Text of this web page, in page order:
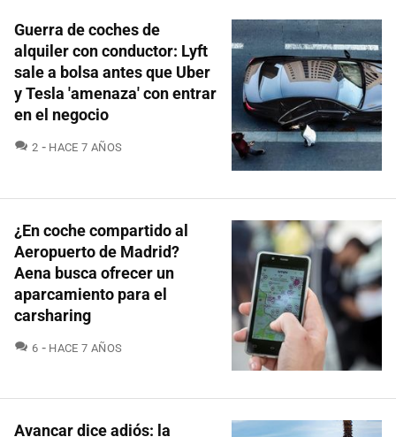
Guerra de coches de
alquiler con conductor: Lyft
sale a bolsa antes que Uber
y Tesla 'amenaza' con entrar
en el negocio
2 COMENTARIOS
HACE 7 AÑOS
¿En coche compartido al
Aeropuerto de Madrid?
Aena busca ofrecer un
aparcamiento para el
carsharing
6 COMENTARIOS
HACE 7 AÑOS
Avancar dice adiós: la